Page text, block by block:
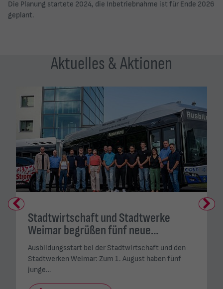
Die Planung startete 2024, die Inbetriebnahme ist für Ende 2026
geplant.
Aktuelles & Aktionen
Previous
Stadtwirtschaft und Stadtwerke
Weimar begrüßen fünf neue…
Ausbildungsstart bei der Stadtwirtschaft und den
Stadtwerken Weimar: Zum 1. August haben fünf
junge…
Next